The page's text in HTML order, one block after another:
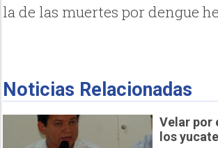
la de las muertes por dengue
Noticias Relacionadas
Velar por
los